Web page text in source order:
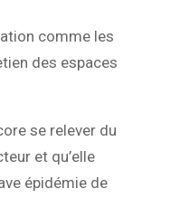
comme les
des espaces
se relever du
et qu’elle
épidémie de